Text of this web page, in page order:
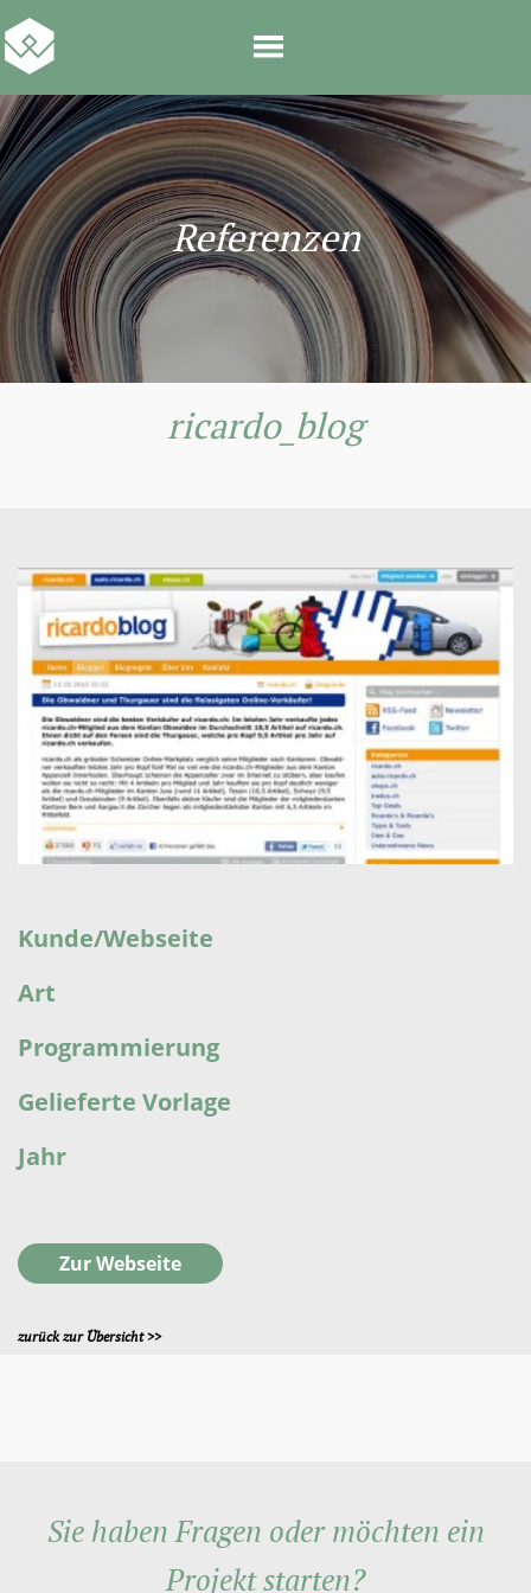
Referenzen
ricardo_blog
Kunde/Webseite
Art
Programmierung
Gelieferte Vorlage
Jahr
Zur Webseite
zurück zur Übersicht >>
Sie haben Fragen oder möchten ein
Projekt starten?